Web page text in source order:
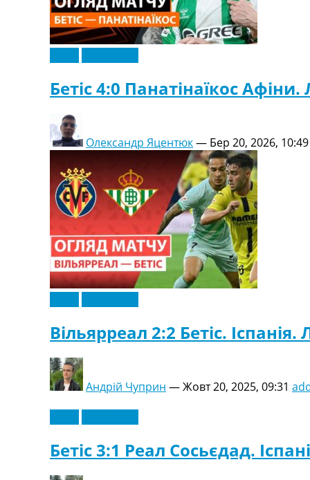
Бетіс 4:0 Панатінаїкос
Олександр Яцентюк— Бер 20, 2026, 10:49
Вільярреал 2:2 Бетіс. Іспанія.
Андрій Чуприн —Жовт 20, 2025, 09:31
Бетіс 3:1 Реал Сосьєдад.